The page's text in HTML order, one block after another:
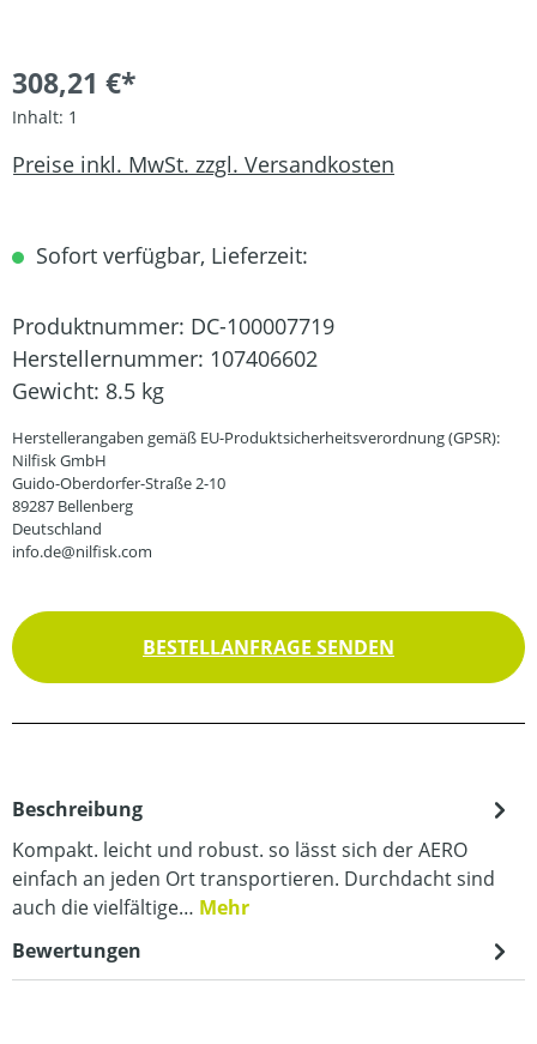
308,21 €*
Inhalt: 1
Preise inkl. MwSt. zzgl. Versandkosten
Sofort verfügbar, Lieferzeit:
Produktnummer: DC-100007719
Herstellernummer: 107406602
Gewicht: 8.5 kg
Herstellerangaben gemäß EU-Produktsicherheitsverordnung (GPSR):
Nilfisk GmbH
Guido-Oberdorfer-Straße 2-10
89287 Bellenberg
Deutschland
info.de@nilfisk.com
BESTELLANFRAGE SENDEN
Beschreibung
Kompakt. leicht und robust. so lässt sich der AERO
einfach an jeden Ort transportieren. Durchdacht sind
auch die vielfältige… Mehr
Bewertungen